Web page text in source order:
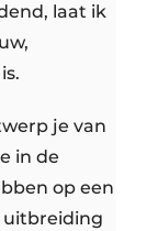
laat ik
je van
in de
op een
uitbreiding